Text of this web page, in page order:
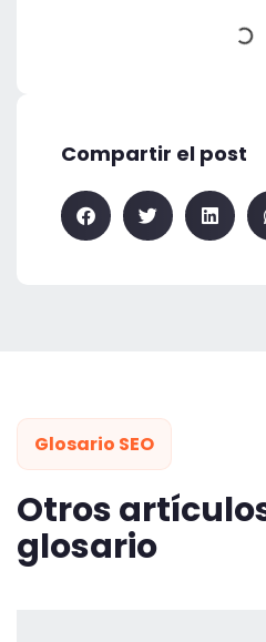
Compartir el post
Glosario SEO
Otros
glosario